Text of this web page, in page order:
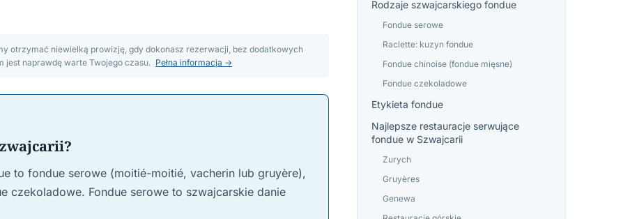
otrzymać niewielką prowizję, gdy dokonasz rezerwacji, bez dodatkowych
jest naprawdę warte Twojego czasu. Pełna informacja →
to fondue serowe (moitié-moitié, vacherin lub gruyère),
czekoladowe. Fondue serowe to szwajcarskie danie
Rodzaje szwajcarskiego fondue
Fondue serowe
Raclette: kuzyn fondue
Fondue chinoise (fondue mięsne)
Fondue czekoladowe
Etykieta fondue
Najlepsze restauracje serwujące
fondue w Szwajcarii
Zurych
Gruyères
Genewa